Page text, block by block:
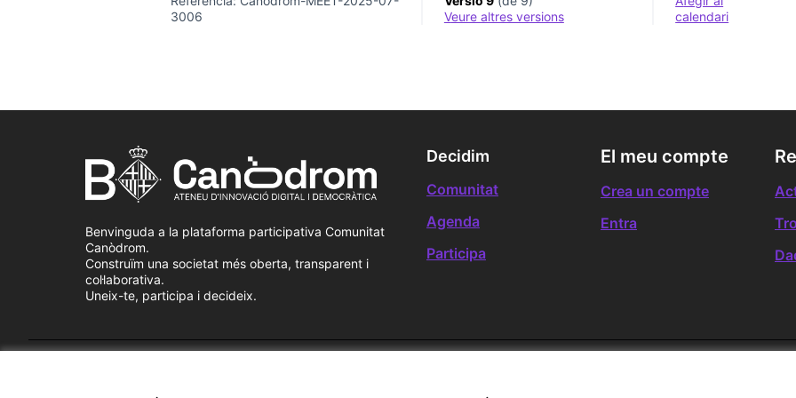
3006
veure altres versions
calendari
Benvinguda a la plataforma participativa Comunitat
Canòdrom.
Construïm una societat més oberta, transparent i
col·laborativa.
Uneix-te, participa i decideix.
Decidim
Comunitat
Agenda
Participa
El meu compte
Crea un compte
Entra